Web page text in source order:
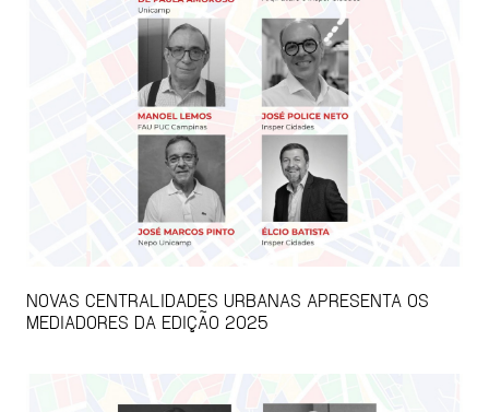
NOVAS CENTRALIDADES URBANAS APRESENTA OS
MEDIADORES DA EDIÇÃO 2025